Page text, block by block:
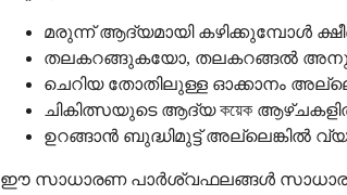
മരുന്ന് ആദ്യമായി കഴിക്കുമ്പോൾ
തലകറങ്ങുകയോ, തലകറങ്ങൽ
ചെറിയ തോതിലുള്ള ഓക്കാനം
ചികിത്സയുടെ ആദ്യ কয়েক
ഉറങ്ങാൻ ബുദ്ധിമുട്ട് അല്ലെങ്കിൽ
ഈ സാധാരണ പാർശ്വഫലങ്ങൾ